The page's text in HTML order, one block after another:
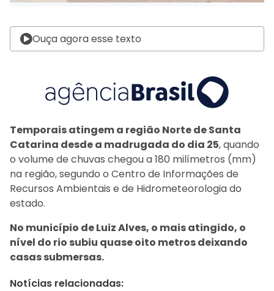
Ouça agora esse texto
Temporais atingem a região Norte de Santa
Catarina desde a madrugada do dia 25, quando
o volume de chuvas chegou a 180 milímetros (mm)
na região, segundo o Centro de Informações de
Recursos Ambientais e de Hidrometeorologia do
estado.
No município de Luiz Alves, o mais atingido, o
nível do rio subiu quase oito metros deixando
casas submersas.
Notícias relacionadas: